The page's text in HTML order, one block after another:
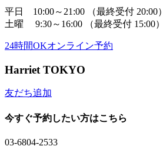
平日 10:00～21:00
（最終受付 20:00）
土曜 9:30～16:00
（最終受付 15:00）
24時間OKオンライン予約
Harriet TOKYO
友だち追加
今すぐ予約したい方はこちら
03-6804-2533